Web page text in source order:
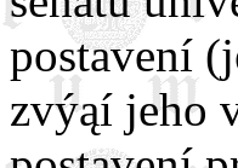
postavení
zvýąí jeho